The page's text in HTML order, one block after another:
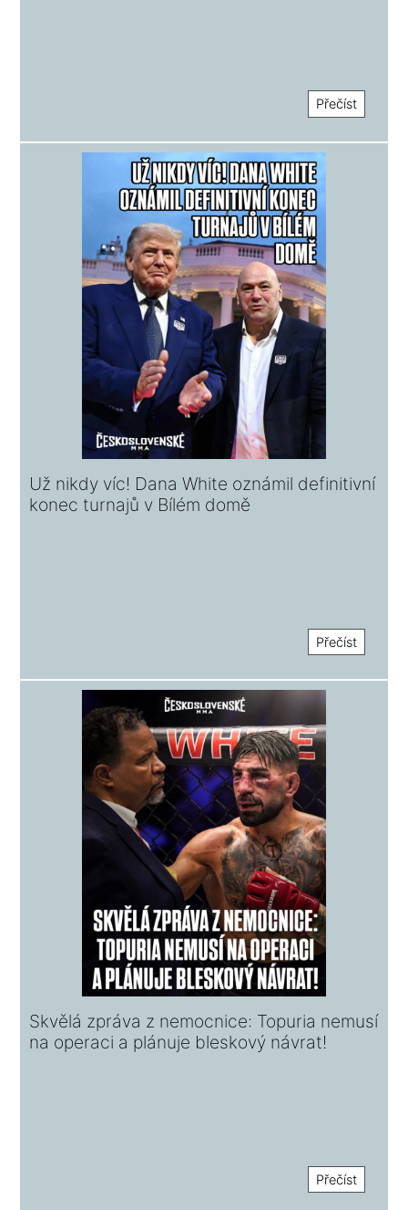
Přečíst
Už nikdy víc! Dana White oznámil definitivní
konec turnajů v Bílém domě
Přečíst
Skvělá zpráva z nemocnice: Topuria nemusí
na operaci a plánuje bleskový návrat!
Přečíst